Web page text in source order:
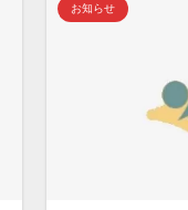
お知らせ